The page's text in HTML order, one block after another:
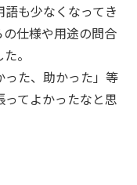
も少なくなってき
仕様や用途の問合
。
った、助かった」等
てよかったなと思